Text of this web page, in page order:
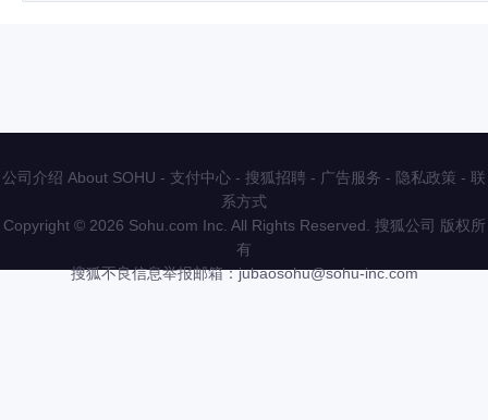
公司介绍 About SOHU - 支付中心 - 搜狐招聘 - 广告服务 - 隐私政策 - 联
系方式
Copyright © 2026 Sohu.com Inc. All Rights Reserved. 搜狐公司 版权所
有
搜狐不良信息举报邮箱：jubaosohu@sohu-inc.com